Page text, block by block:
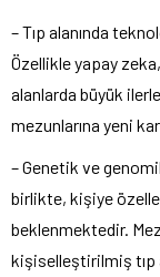
– Tıp alanında
Özellikle yapay
alanlarda büyük
mezunlarına yeni
– Genetik ve
birlikte, kişiye
beklenmektedir.
kişiselleştirilmiş tıp